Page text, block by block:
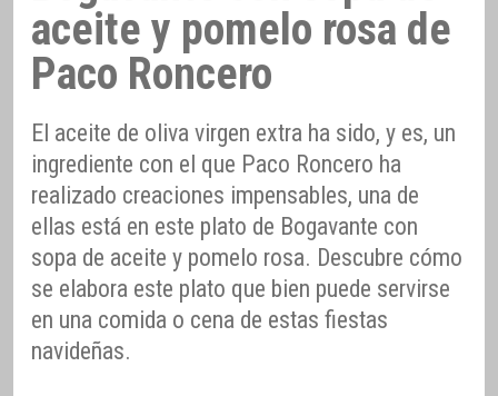
aceite y pomelo rosa de
Paco Roncero
El aceite de oliva virgen extra ha sido, y es, un
ingrediente con el que Paco Roncero ha
realizado creaciones impensables, una de
ellas está en este plato de Bogavante con
sopa de aceite y pomelo rosa. Descubre cómo
se elabora este plato que bien puede servirse
en una comida o cena de estas fiestas
navideñas.